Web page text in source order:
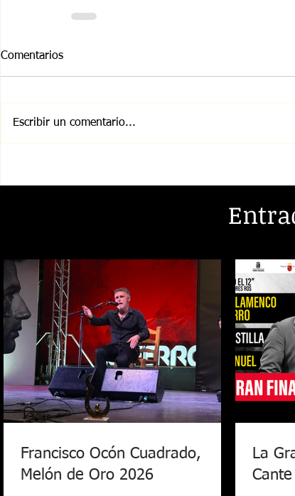
Comentarios
Escribir un comentario...
Francisco Ocón Cuadrado,
Melón de Oro 2026
La